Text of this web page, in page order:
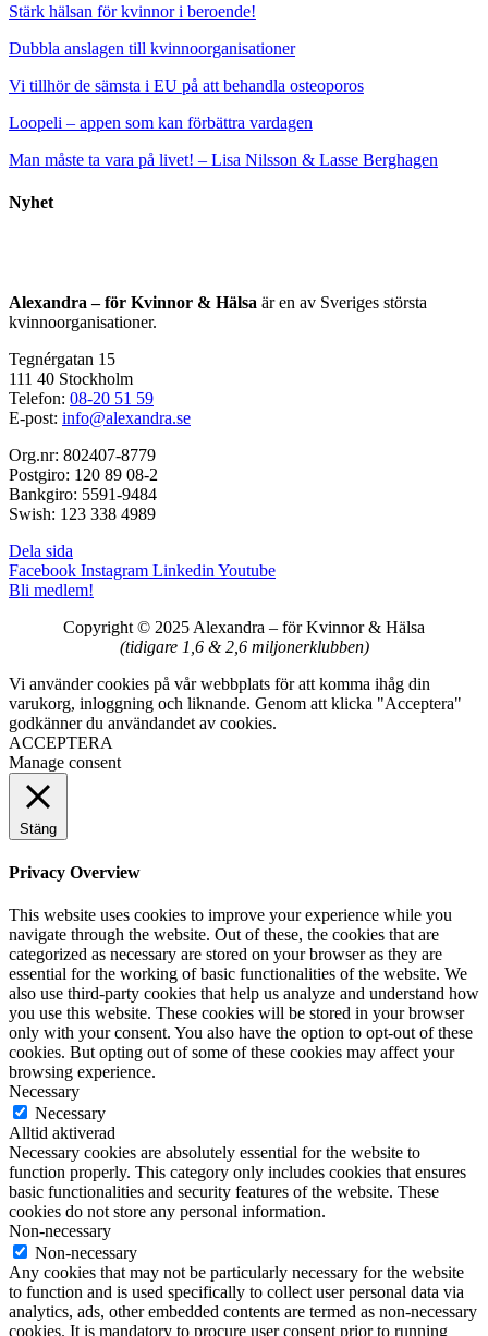
Stärk hälsan för kvinnor i beroende!
Dubbla anslagen till kvinnoorganisationer
Vi tillhör de sämsta i EU på att behandla osteoporos
Loopeli – appen som kan förbättra vardagen
Man måste ta vara på livet! – Lisa Nilsson & Lasse Berghagen
Nyhet
Alexandra – för Kvinnor & Hälsa är en av Sveriges största
kvinnoorganisationer.
Tegnérgatan 15
111 40 Stockholm
Telefon: 08-20 51 59
E-post: info@alexandra.se
Org.nr: 802407-8779
Postgiro: 120 89 08-2
Bankgiro: 5591-9484
Swish: 123 338 4989
Dela sida
Facebook Instagram Linkedin Youtube
Bli medlem!
Copyright © 2025 Alexandra – för Kvinnor & Hälsa
(tidigare 1,6 & 2,6 miljonerklubben)
Vi använder cookies på vår webbplats för att komma ihåg din
varukorg, inloggning och liknande. Genom att klicka "Acceptera"
godkänner du användandet av cookies.
ACCEPTERA
Manage consent
Stäng
Privacy Overview
This website uses cookies to improve your experience while you
navigate through the website. Out of these, the cookies that are
categorized as necessary are stored on your browser as they are
essential for the working of basic functionalities of the website. We
also use third-party cookies that help us analyze and understand how
you use this website. These cookies will be stored in your browser
only with your consent. You also have the option to opt-out of these
cookies. But opting out of some of these cookies may affect your
browsing experience.
Necessary
Necessary
Alltid aktiverad
Necessary cookies are absolutely essential for the website to
function properly. This category only includes cookies that ensures
basic functionalities and security features of the website. These
cookies do not store any personal information.
Non-necessary
Non-necessary
Any cookies that may not be particularly necessary for the website
to function and is used specifically to collect user personal data via
analytics, ads, other embedded contents are termed as non-necessary
cookies. It is mandatory to procure user consent prior to running